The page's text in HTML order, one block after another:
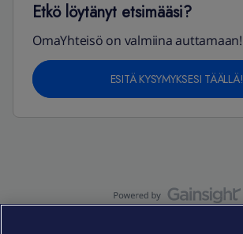
Etkö löytänyt etsimääsi?
OmaYhteisö on valmiina auttamaan!
ESITÄ KYSYMYKSESI TÄÄLLÄ!